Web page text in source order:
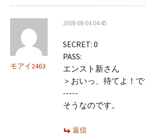
モアイ2463
2008-08-04 04:45
SECRET: 0
PASS:
エンスト新さん
＞おいっ、待てよ！
-----
そうなのです。
返信